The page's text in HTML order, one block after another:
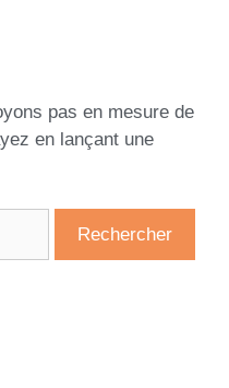
pas en mesure de
en lançant une